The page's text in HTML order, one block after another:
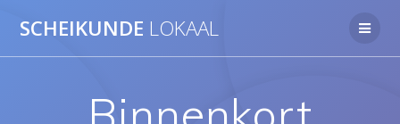
naar
SCHEIKUNDE LOKAAL